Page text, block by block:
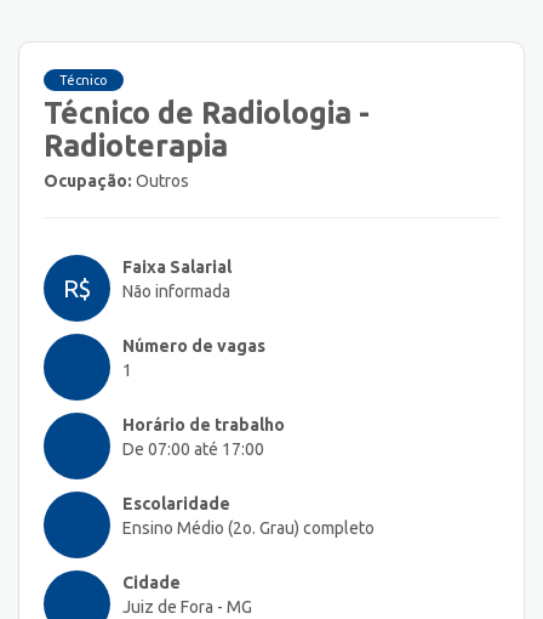
Técnico
Técnico de Radiologia -
Radioterapia
Ocupação: Outros
R$
Faixa Salarial
Não informada
Número de vagas
1
Horário de trabalho
De 07:00 até 17:00
Escolaridade
Ensino Médio (2o. Grau) completo
Cidade
Juiz de Fora - MG